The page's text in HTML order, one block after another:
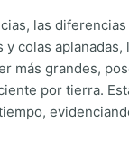
las
y colas
más grandes,
por tierra.